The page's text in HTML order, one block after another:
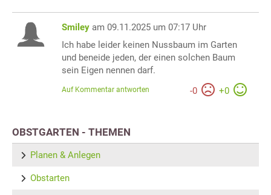
Smiley am 09.11.2025 um 07:17 Uhr
Ich habe leider keinen Nussbaum im Garten
und beneide jeden, der einen solchen Baum
sein Eigen nennen darf.
-0 +0
Auf Kommentar antworten
OBSTGARTEN - THEMEN
Planen & Anlegen
Obstarten